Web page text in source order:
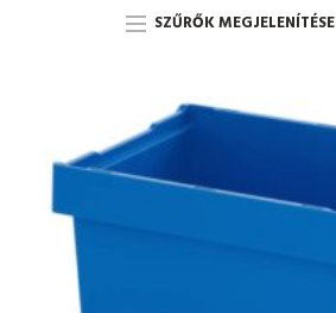
SZŰRŐK MEGJELENÍTÉSE